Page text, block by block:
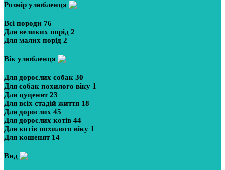
Розмір улюбленця
Всі породи 76
Для великих порід 2
Для малих порід 2
Вік улюбленця
Для дорослих собак 30
Для собак похилого віку 1
Для цуценят23
Для всіх стадій життя 18
Для дорослих 45
Для дорослих котів 44
Для котів похилого віку 1
Для кошенят 14
Вид